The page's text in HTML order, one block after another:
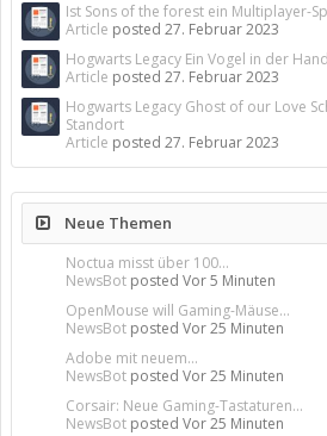
Ist Sons of the forest ein Multiplayer-
Article posted 27. Februar 2023
Hogwarts Legacy Ein Vogel in der
Article posted 27. Februar 2023
Hogwarts Legacy Ghost of our Love
Standort
Article posted 27. Februar 2023
Neue Themen
Noctua misst über 100...
NewsBot posted Vor 5 Minuten
OpenMouse will Gaming-Mäuse...
NewsBot posted Vor 25 Minuten
Adobe mit neuem...
NewsBot posted Vor 25 Minuten
Corsair: Neue Gaming-Tastaturen...
NewsBot posted Vor 25 Minuten